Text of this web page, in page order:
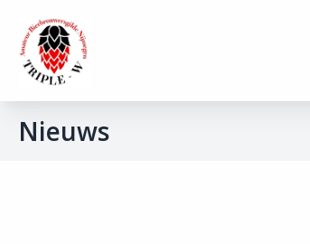
Nieuws